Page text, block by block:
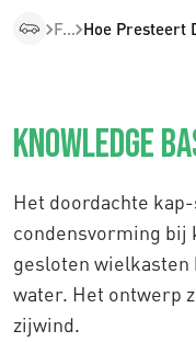
FAQ
Knowledge
Het doordachte
condensvorming bij
gesloten wielkasten
water. Het ontwerp
zijwind.